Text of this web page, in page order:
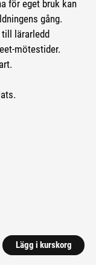
för eget bruk kan
gång.
lärarledd
mötestider.
sida.)
Lägg i kurskorg